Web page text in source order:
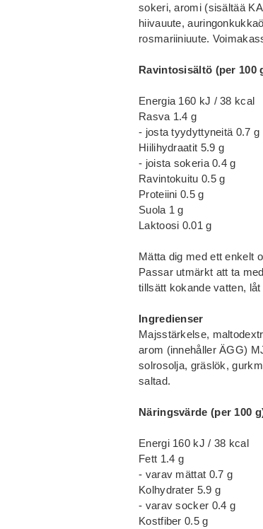
sokeri, aromi (sisältää
hiivauute,
rosmariiniuute.
Ravintosisältö (per 100
Energia 160 kJ / 38 kcal
Rasva 1.4 g
- josta tyydyttyneitä 0.7 g
Hiilihydraatit 5.9 g
- joista sokeria 0.4 g
Ravintokuitu 0.5 g
Proteiini 0.5 g
Suola 1 g
Laktoosi 0.01 g
Mätta dig med ett enkelt
Passar utmärkt att ta
tillsätt kokande vatten,
Ingredienser
Majsstärkelse,
arom (innehåller ÄGG)
solrosolja, gräslök,
saltad.
Näringsvärde (per 100
Energi 160 kJ / 38 kcal
Fett 1.4 g
- varav mättat 0.7 g
Kolhydrater 5.9 g
- varav socker 0.4 g
Kostfiber 0.5 g